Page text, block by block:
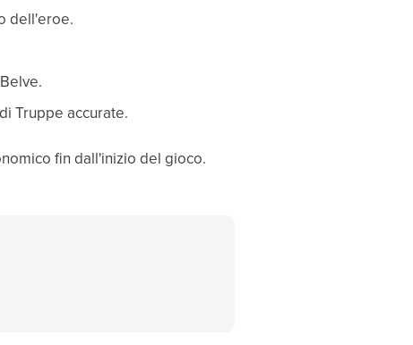
dell'eroe.
Truppe accurate.
fin dall'inizio del gioco.